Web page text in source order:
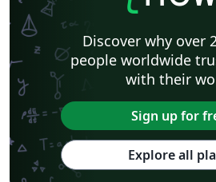
Discover why over
people worldwide
with their
Sign up for
Explore all